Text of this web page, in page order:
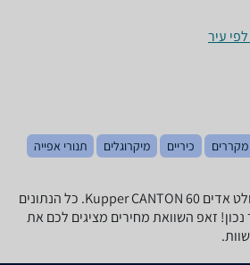
עיר
מקררים כיריים מיקרוגלים
תנורי אפייה
לפניכם מפרט טכני של קולט אדים Kupper CANTON 60. כל הנתונים
זאפ השוואת מחירים מציגים לכם את